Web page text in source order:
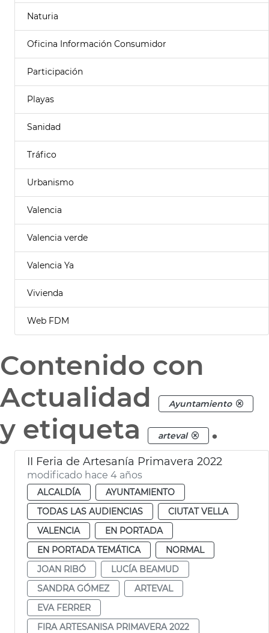
Naturia
Oficina Información Consumidor
Participación
Playas
Sanidad
Tráfico
Urbanismo
Valencia
Valencia verde
Valencia Ya
Vivienda
Web FDM
Contenido con
Actualidad
Ayuntamiento
y etiqueta arteval .
II Feria de Artesanía Primavera 2022
modificado hace 4 años
ALCALDÍA
AYUNTAMIENTO
TODAS LAS AUDIENCIAS
CIUTAT VELLA
VALENCIA
EN PORTADA
EN PORTADA TEMÁTICA
NORMAL
JOAN RIBÓ
LUCÍA BEAMUD
SANDRA GÓMEZ
ARTEVAL
EVA FERRER
FIRA ARTESANISA PRIMAVERA 2022